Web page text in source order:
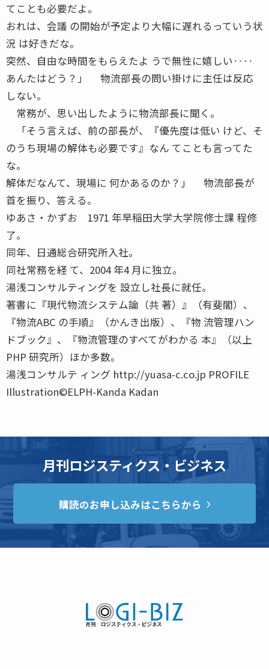
てことも必要だよ。
おれは、会議 の開始が予定より大幅に遅れるっていう状
況 は好きだな。
突然、自由な時間をもらえたよ うで無性に嬉しい‥‥
あんたはどう？」 物流部長の問い掛けに主任は反応
しない。
常務が、思い出したように物流部長に聞く。
「そう言えば、前の部長が、『優先度は低い けど、そ
のうち現場の解体も必要です』なん てことも言ってた
な。
解体だなんて、現場に 何かあるのか？」 物流部長が
首を振り、答える。
ゆあさ・かずお 1971 年早稲田大学大学院修士課 程修
了。
同年、日通総合研究所入社。
同社常務を経 て、2004 年4 月に独立。
湯浅コンサルティングを 設立し社長に就任。
著書に『現代物流システム論（共 著）』（有斐閣）、
『物流ABC の手順』（かんき出版）、『物 流管理ハン
ドブック』、『物流管理のすべてがわかる 本』（以上
PHP 研究所）ほか多数。
湯浅コンサルテ ィング http://yuasa-c.co.jp PROFILE
Illustration©ELPH-Kanda Kadan
月刊ロジスティクス・ビジネス
購読のお申し込みはこちらから